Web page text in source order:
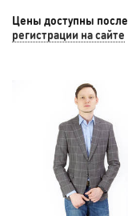
Цены доступны после
регистрации на сайте